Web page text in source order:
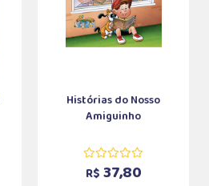
Histórias do Nosso
Amiguinho
R$ 37,80